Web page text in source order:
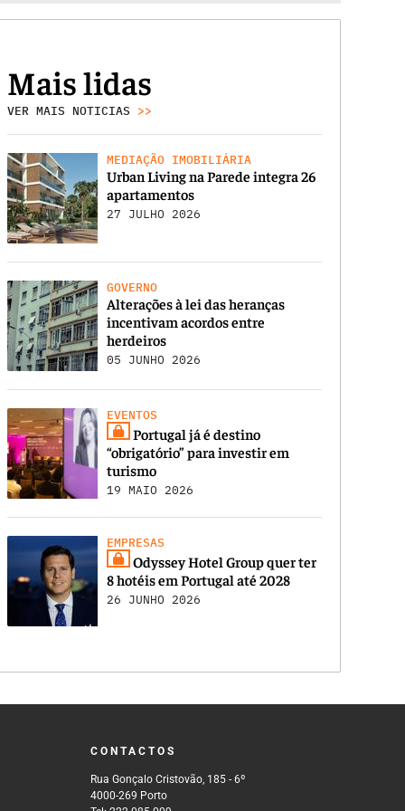
Mais lidas
VER MAIS NOTICIAS >>
MEDIAÇÃO IMOBILIÁRIA
Urban Living na Parede integra 26
apartamentos
27 JULHO 2026
GOVERNO
Alterações à lei das heranças
incentivam acordos entre
herdeiros
05 JUNHO 2026
EVENTOS
Portugal já é destino
“obrigatório” para investir em
turismo
19 MAIO 2026
EMPRESAS
Odyssey Hotel Group quer ter
8 hotéis em Portugal até 2028
26 JUNHO 2026
CONTACTOS
Rua Gonçalo Cristovão, 185 - 6º
4000-269 Porto